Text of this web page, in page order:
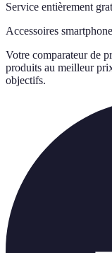
Service entièrement
Accessoires
Votre comparateur de
produits au meilleur
objectifs.